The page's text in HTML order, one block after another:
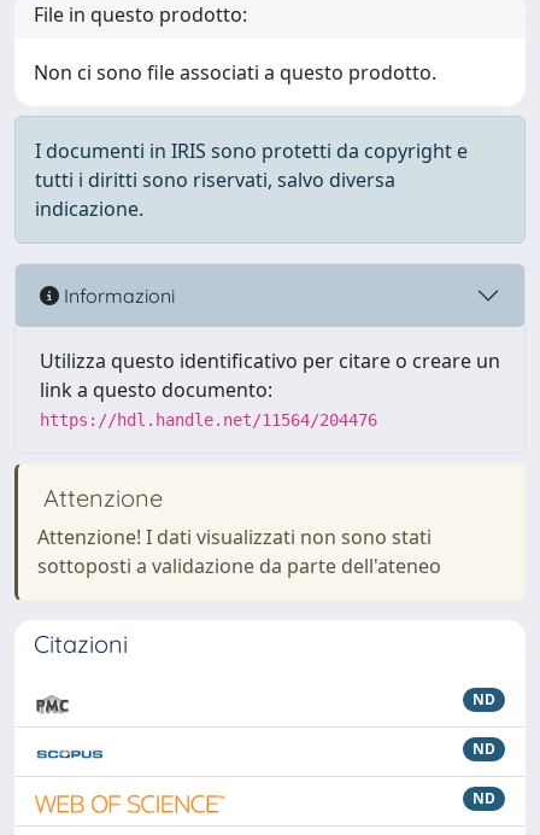
File in questo prodotto:
Non ci sono file associati a questo prodotto.
I documenti in IRIS sono protetti da copyright e
tutti i diritti sono riservati, salvo diversa
indicazione.
Informazioni
Utilizza questo identificativo per citare o creare un
link a questo documento:
https://hdl.handle.net/11564/204476
Attenzione
Attenzione! I dati visualizzati non sono stati
sottoposti a validazione da parte dell'ateneo
Citazioni
ND
ND
ND